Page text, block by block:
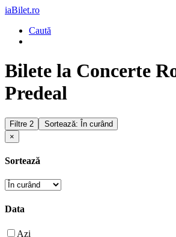
iaBilet.ro
Caută
Bilete la Concerte
Predeal
Filtre 2
Sortează: În curând
×
Sortează
Data
Azi